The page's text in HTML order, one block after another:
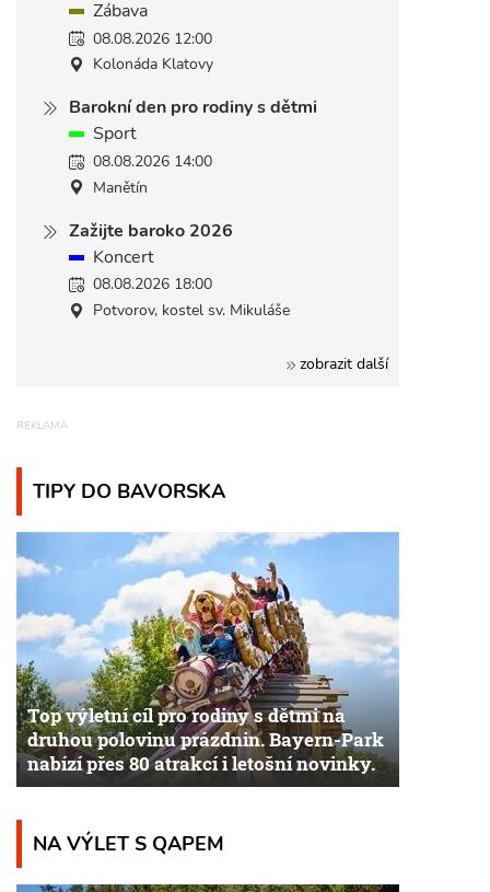
Zábava
08.08.2026 12:00
Kolonáda Klatovy
Barokní den pro rodiny s dětmi
Sport
08.08.2026 14:00
Manětín
Zažijte baroko 2026
Koncert
08.08.2026 18:00
Potvorov, kostel sv. Mikuláše
zobrazit další
TIPY DO BAVORSKA
Top výletní cíl pro rodiny s dětmi na
druhou polovinu prázdnin. Bayern-Park
nabízí přes 80 atrakcí i letošní novinky.
NA VÝLET S QAPEM